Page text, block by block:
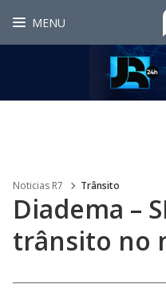
MENU
Noticias R7 Trânsito
Diadema –
trânsito no